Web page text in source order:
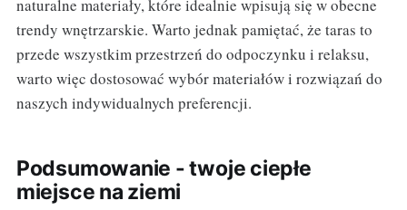
naturalne materiały, które idealnie wpisują się w obecne
trendy wnętrzarskie. Warto jednak pamiętać, że taras to
przede wszystkim przestrzeń do odpoczynku i relaksu,
warto więc dostosować wybór materiałów i rozwiązań do
naszych indywidualnych preferencji.
Podsumowanie - twoje ciepłe
miejsce na ziemi